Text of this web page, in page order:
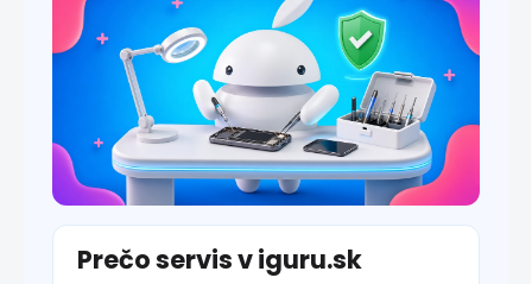
Prečo servis v iguru.sk